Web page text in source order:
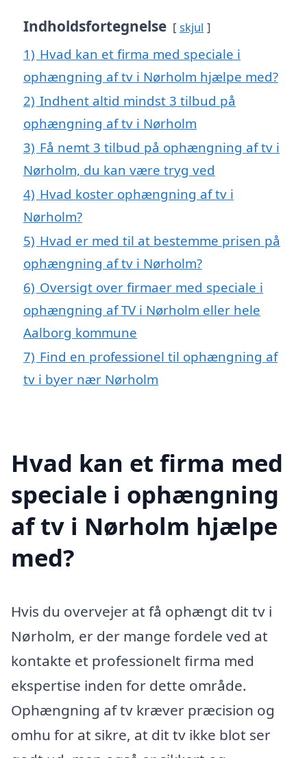
Indholdsfortegnelse skjul
1) Hvad kan et firma med speciale i
ophængning af tv i Nørholm hjælpe med?
2) Indhent altid mindst 3 tilbud på
ophængning af tv i Nørholm
3) Få nemt 3 tilbud på ophængning af tv i
Nørholm, du kan være tryg ved
4) Hvad koster ophængning af tv i
Nørholm?
5) Hvad er med til at bestemme prisen på
ophængning af tv i Nørholm?
6) Oversigt over firmaer med speciale i
ophængning af TV i Nørholm eller hele
Aalborg kommune
7) Find en professionel til ophængning af
tv i byer nær Nørholm
Hvad kan et firma med
speciale i ophængning
af tv i Nørholm hjælpe
med?
Hvis du overvejer at få ophængt dit tv i
Nørholm, er der mange fordele ved at
kontakte et professionelt firma med
ekspertise inden for dette område.
Ophængning af tv kræver præcision og
omhu for at sikre, at dit tv ikke blot ser